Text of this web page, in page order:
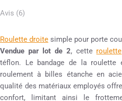
Avis (6)
Roulette droite simple pour porte
Vendue par lot de 2, cette roulette
téflon. Le bandage de la roulette
roulement à billes étanche en
qualité des matériaux employés
confort, limitant ainsi le